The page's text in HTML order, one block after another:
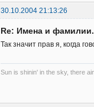
30.10.2004 21:13:26
Re: Имена и фамилии.
Так значит прав я, когда
Sun is shinin' in the sky, there